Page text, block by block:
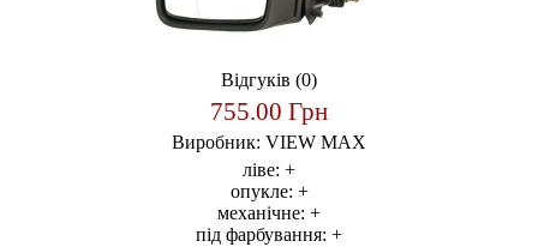
Відгуків (0)
755.00 Грн
Виробник: VIEW MAX
ліве: +
опукле: +
механічне: +
під фарбування: +